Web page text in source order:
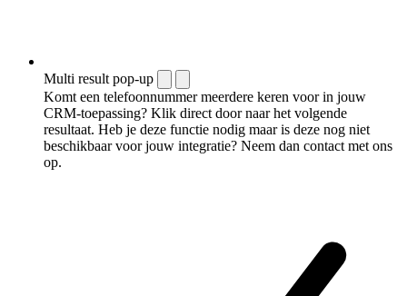
Multi result pop-up
Komt een telefoonnummer meerdere keren voor in jouw
CRM-toepassing? Klik direct door naar het volgende
resultaat. Heb je deze functie nodig maar is deze nog niet
beschikbaar voor jouw integratie? Neem dan contact met ons
op.